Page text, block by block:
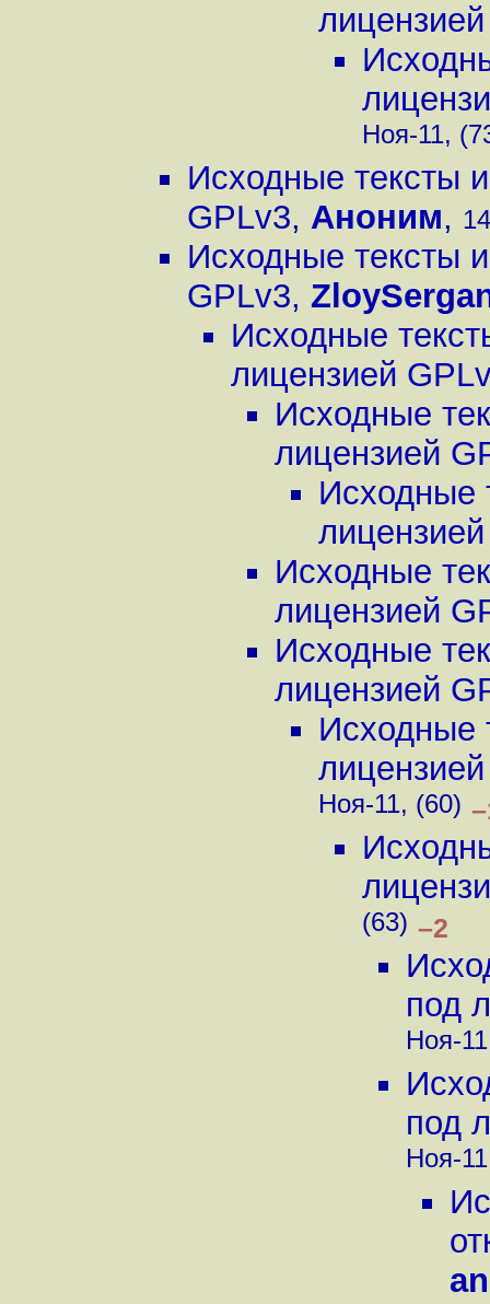
Ноя-11,
Исходные тексты
GPLv3, Аноним,
Исходные тексты
GPLv3,
Исходные
лицензией
Исходные
лицензией
Исходные
Исходные
лицензией
Исходные
лицензией
Исходные
Ноя-11, (60)
(63) –2
под
Ноя-
под
Ноя-